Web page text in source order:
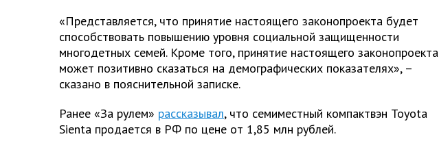
«Представляется, что принятие настоящего законопроекта будет
способствовать повышению уровня социальной защищенности
многодетных семей. Кроме того, принятие настоящего законопроекта
может позитивно сказаться на демографических показателях», –
сказано в пояснительной записке.
Ранее «За рулем» рассказывал, что семиместный компактвэн Toyota
Sienta продается в РФ по цене от 1,85 млн рублей.